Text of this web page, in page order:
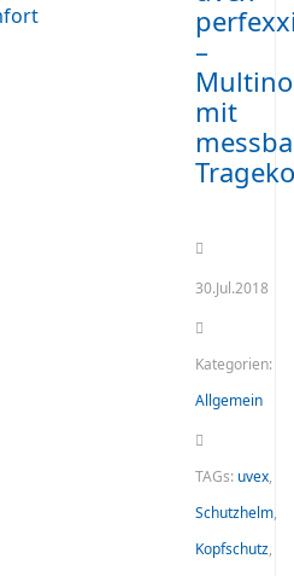
–
mit
30.Jul.2018
Kategorien:
Allgemein
TAGs: uvex,
Schutzhelm,
Kopfschutz,